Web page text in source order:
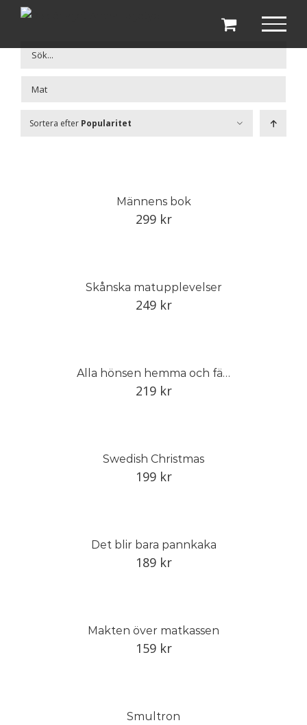
Fortsätt
Sortera efter Popularitet
Männens bok
299 kr
Skånska matupplevelser
249 kr
Alla hönsen hemma och färska ägg i köket
219 kr
Swedish Christmas
199 kr
Det blir bara pannkaka
189 kr
Makten över matkassen
159 kr
Smultron